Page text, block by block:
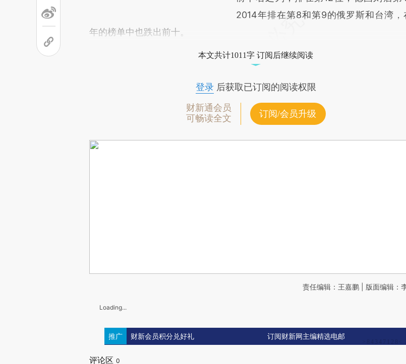
2014年排在第8和第9的俄罗斯和台湾，
年的榜单中也跌出前十。
本文共计1011字 订阅后继续阅读
登录后获取已订阅的阅读权限
财新通会员
可畅读全文
订阅/会员升级
责任编辑：王嘉鹏 | 版面编辑：
Loading...
推广 财新会员积分兑好礼 订阅财新网主编精选电邮
评论区 0